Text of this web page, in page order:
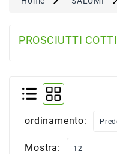
Verdura
Scatolame
Surgelati
PROSCIUTTI COTTI
ordinamento:
Mostra: